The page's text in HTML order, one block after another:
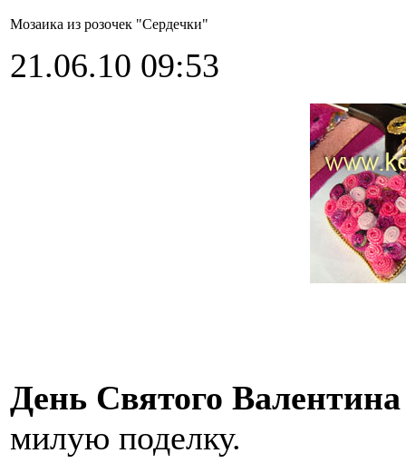
Мозаика из розочек "Сердечки"
21.06.10 09:53
День Святого Валентина
милую поделку.